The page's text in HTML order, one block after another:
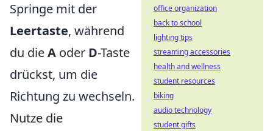
Springe mit der
Leertaste, während
du dieA oder D-Taste
drückst, um die
Richtung zu wechseln.
Nutze die
office organization
back to school
lighting tips
streaming accessories
health and wellness
student resources
biking
audio technology
student gifts